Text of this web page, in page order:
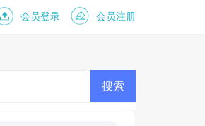
会员登录 会员注册